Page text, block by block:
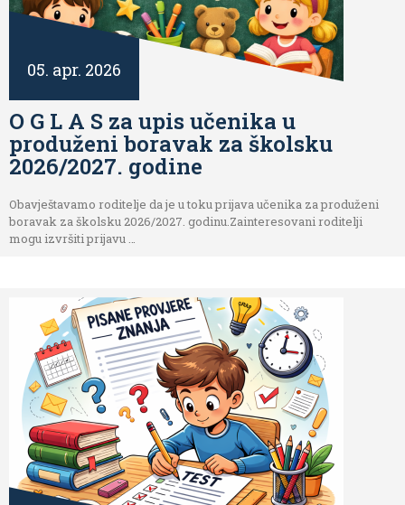
05. apr. 2026
O G L A S za upis učenika u
produženi boravak za školsku
2026/2027. godine
Obavještavamo roditelje da je u toku prijava učenika za produženi
boravak za školsku 2026/2027. godinu.Zainteresovani roditelji
mogu izvršiti prijavu …